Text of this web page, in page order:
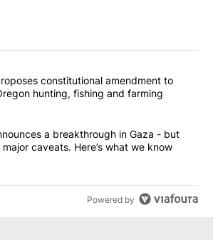
of the most commented articles in the last
"Drazan proposes constitutional
constitutional amendment to
hunting, fishing and farming
"Trump announces a breakthrough in
a breakthrough in Gaza - but
caveats. Here’s what we know
Powered by